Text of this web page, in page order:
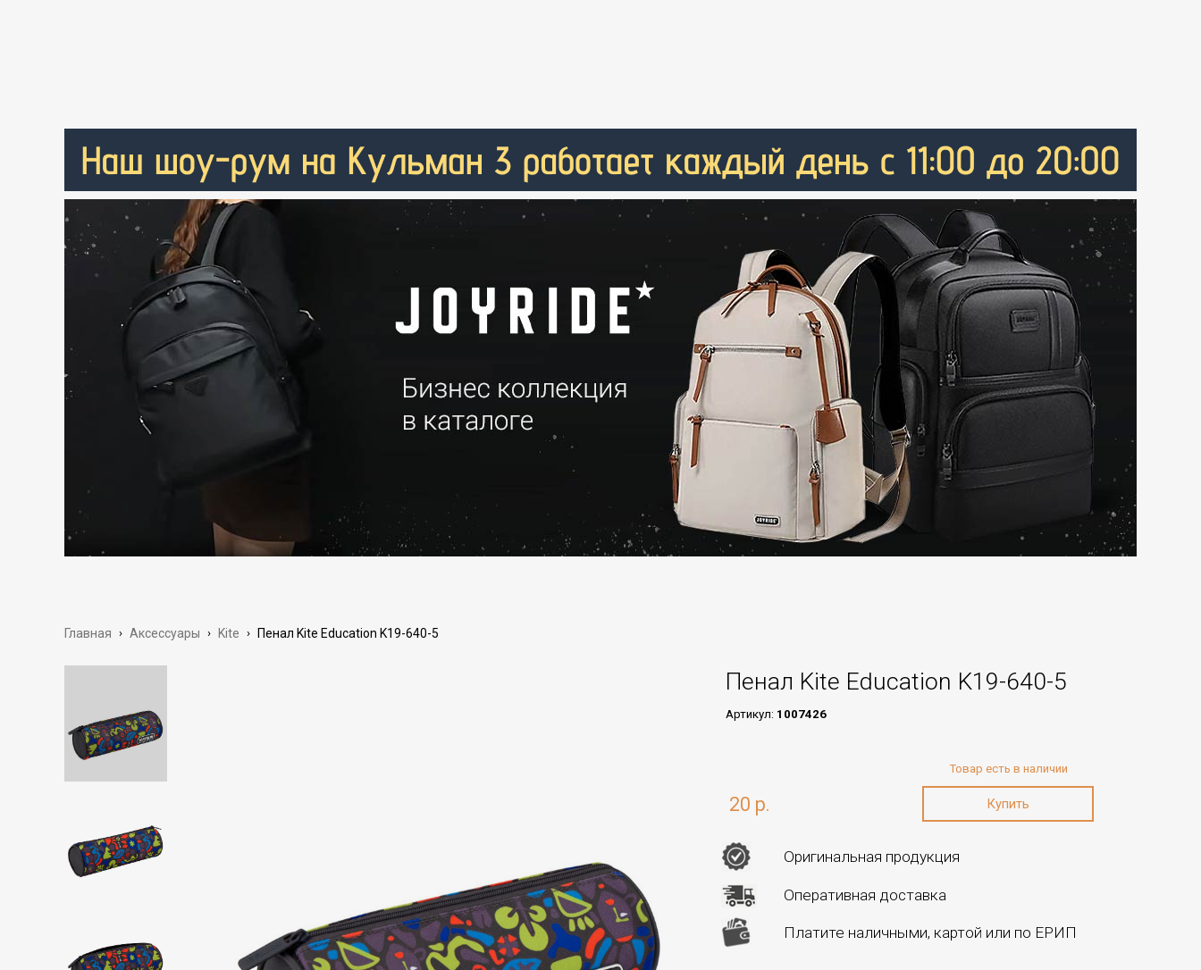
Главная › Аксессуары › Kite › Пенал Kite Education K19-640-5
Пенал Kite Education K19-640-5
Артикул: 1007426
20 р.
Товар есть в наличии
Оригинальная продукция
Оперативная доставка
Платите наличными, картой или по ЕРИП